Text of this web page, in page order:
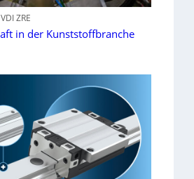
ZRE
in der Kunststoffbranche